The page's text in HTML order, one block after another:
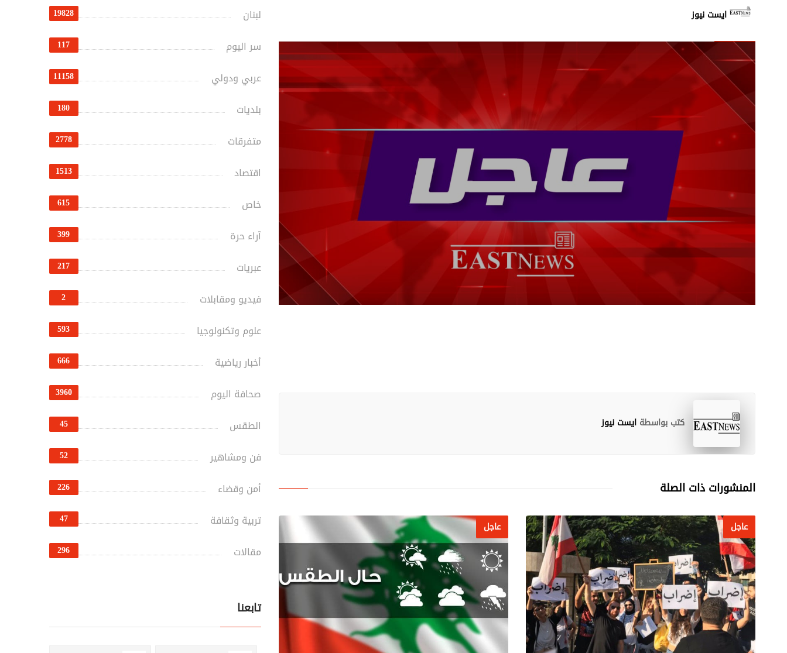
استمرار عمليات رفع الانقاض في صور
المتحدّث باسم الدفاع الإيرانية: الحرب لم تنته بعد وإذا لجأ العدو إلى المُخادعة في الدبلوماسية سنردّ عليه
تحليق للطيران المسيّر على علوّ منخفض فوق ضواحي صور
شهيد في غارة استهدفت دراجة نارية على اوتوستراد حبوش - النبطية
لبنان 19828
سر اليوم 117
عربي ودولي 11158
بلديات 180
متفرقات 2778
اقتصاد 1513
خاص 615
آراء حرة 399
عبريات 217
فيديو ومقابلات 2
علوم وتكنولوجيا 593
أخبار رياضية 666
صحافة اليوم 3960
الطقس 45
فن ومشاهير 52
أمن وقضاء 226
تربية وثقافة 47
مقالات 296
تابعنا
ايست نيوز
كتب بواسطة ايست نيوز
المنشورات ذات الصلة
عاجل عاجل